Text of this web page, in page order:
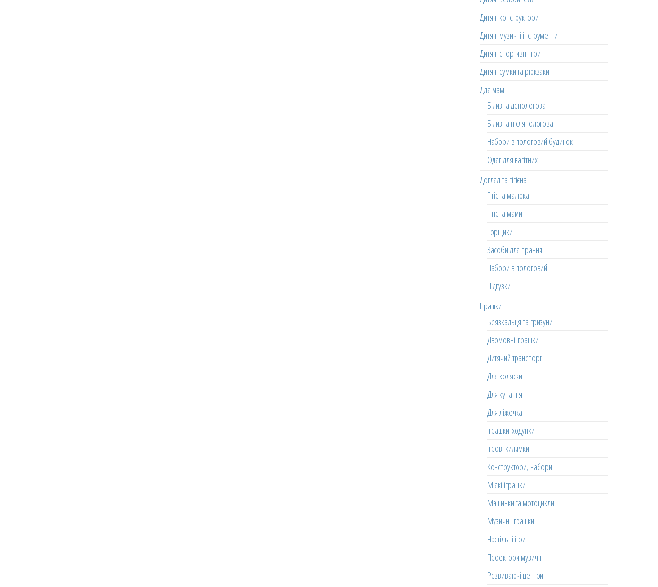
Дитячі конструктори
Дитячі музичні інструменти
Дитячі спортивні ігри
Дитячі сумки та рюкзаки
Для мам
Білизна допологова
Білизна післяпологова
Набори в пологовий будинок
Одяг для вагітних
Догляд та гігієна
Гігієна малюка
Гігієна мами
Горщики
Засоби для прання
Набори в пологовий
Підгузки
Іграшки
Брязкальця та гризуни
Двомовні іграшки
Дитячий транспорт
Для коляски
Для купання
Для ліжечка
Іграшки-ходунки
Ігрові килимки
Конструктори, набори
М'які іграшки
Машинки та мотоцикли
Музичні іграшки
Настільні ігри
Проектори музичні
Розвиваючі центри